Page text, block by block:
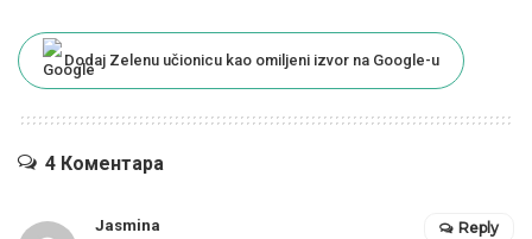
Dodaj Zelenu učionicu kao omiljeni izvor na Google-u
4 Коментара
Jasmina Reply